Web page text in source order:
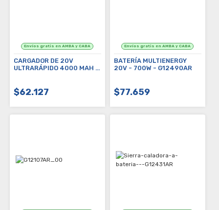
CARGADOR DE 20V
ULTRARÁPIDO 4000 MAH -
$62.127
BATERÍA MULTIENERGY
20V - 700W - G12490AR
$77.659